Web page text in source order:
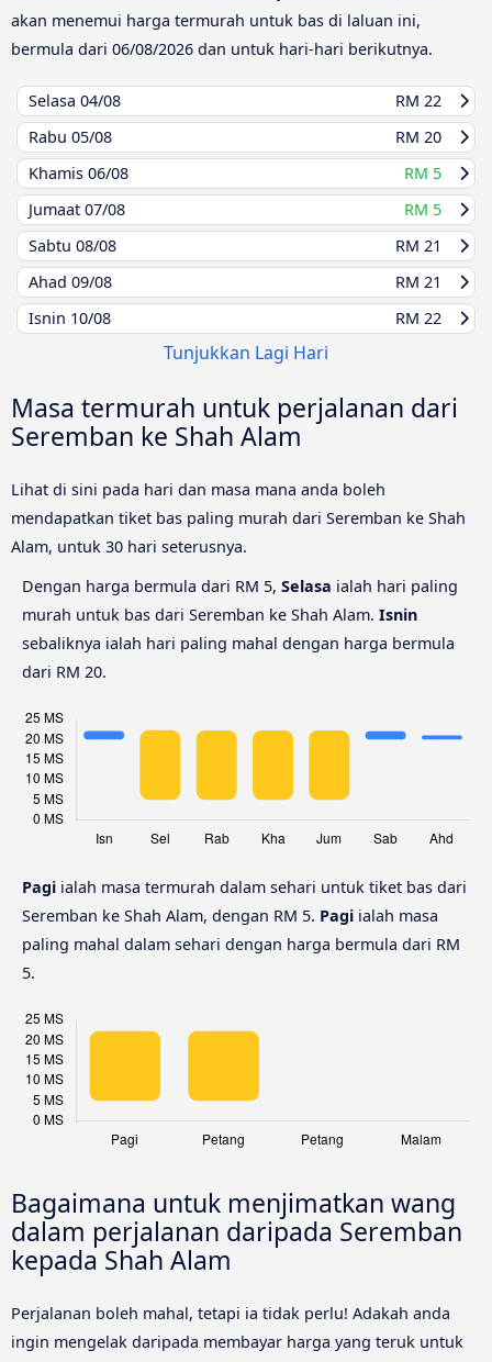
akan menemui harga termurah untuk bas di laluan ini,
bermula dari 06/08/2026 dan untuk hari-hari berikutnya.
Selasa 04/08
RM 22
Rabu 05/08
RM 20
Khamis 06/08
RM 5
Jumaat 07/08
RM 5
Sabtu 08/08
RM 21
Ahad 09/08
RM 21
Isnin 10/08 RM 22
Tunjukkan Lagi Hari
Masa termurah untuk perjalanan dari
Seremban ke Shah Alam
Lihat di sini pada hari dan masa mana anda boleh
mendapatkan tiket bas paling murah dari Seremban ke Shah
Alam, untuk 30 hari seterusnya.
Dengan harga bermula dari RM 5, Selasa ialah hari paling
murah untuk bas dari Seremban ke Shah Alam. Isnin
sebaliknya ialah hari paling mahal dengan harga bermula
dari RM 20.
Pagi ialah masa termurah dalam sehari untuk tiket bas dari
Seremban ke Shah Alam, dengan RM 5. Pagi ialah masa
paling mahal dalam sehari dengan harga bermula dari RM
5.
Bagaimana untuk menjimatkan wang
dalam perjalanan daripada Seremban
kepada Shah Alam
Perjalanan boleh mahal, tetapi ia tidak perlu! Adakah anda
ingin mengelak daripada membayar harga yang teruk untuk